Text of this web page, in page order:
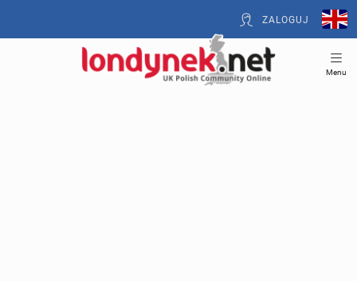
ZALOGUJ
Menu